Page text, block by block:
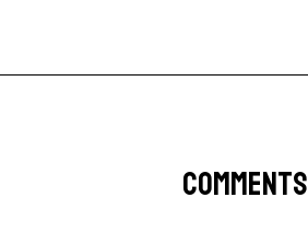
COMMENTS